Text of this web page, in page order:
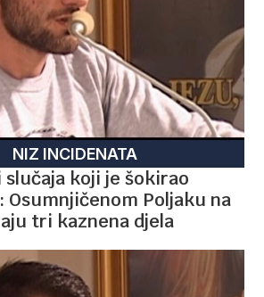
NIZ INCIDENATA
koji je šokirao
Osumnjičenom Poljaku na
tri kaznena djela